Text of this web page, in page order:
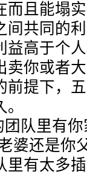
而且能塌
间共同的
益高于个
卖你或者
前提下，
。
团队里有
还是你
里有太多